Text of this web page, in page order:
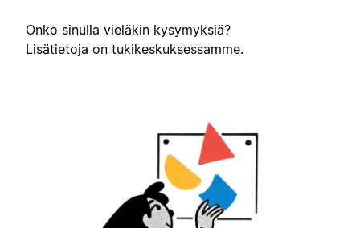
Onko sinulla vieläkin kysymyksiä?
Lisätietoja on tukikeskuksessamme.